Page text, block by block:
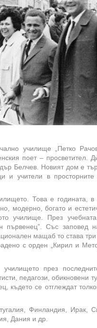
училище „Петко
поет – просветител.
Белчев. Новият дом е
и учители в просторните
Това е годината, в
модерно, богато и
училище. През
първенец”. Със заповед
мащаб то става
с орден „Кирил и
през
педагози, обикновени
където се отглеждат
Финландия, Ирак,
Дания и др.